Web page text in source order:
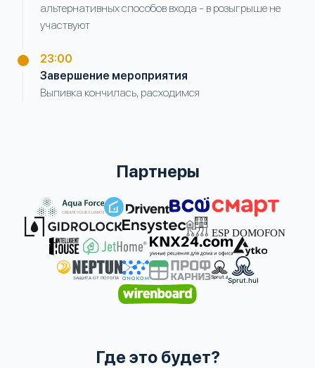
альтернативных способов входа - в розыгрыше не
участвуют
23:00
Завершение мероприятия
Выпивка кончилась, расходимся
Партнеры
Где это будет?